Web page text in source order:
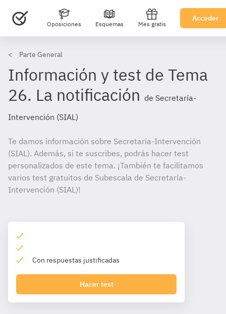
Oposiciones Esquemas Mes gratis
Acceder
Parte General
Información y test de Tema
26. La notificación de Secretaría-
Intervención (SIAL)
Te damos información sobre Secretaría-Intervención
(SIAL). Además, si te suscribes, podrás hacer test
personalizados de este tema. ¡También te facilitamos
varios test gratuitos de Subescala de Secretaría-
Intervención (SIAL)!
Con respuestas justificadas
Hacer test